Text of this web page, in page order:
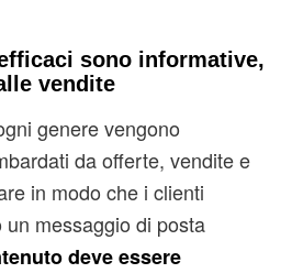
sono informative,
vendite
genere vengono
da offerte, vendite e
in modo che i clienti
messaggio di posta
deve essere